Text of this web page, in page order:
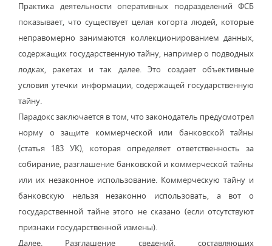
Практика деятельности оперативных подразделений ФСБ
показывает, что существует целая когорта людей, которые
неправомерно занимаются коллекционированием данных,
содержащих государственную тайну, например о подводных
лодках, ракетах и так далее. Это создает объективные
условия утечки информации, содержащей государственную
тайну.
Парадокс заключается в том, что законодатель предусмотрел
норму о защите коммерческой или банковской тайны
(статья 183 УК), которая определяет ответственность за
собирание, разглашение банковской и коммерческой тайны
или их незаконное использование. Коммерческую тайну и
банковскую нельзя незаконно использовать, а вот о
государственной тайне этого не сказано (если отсутствуют
признаки государственной измены).
Далее. Разглашение сведений, составляющих